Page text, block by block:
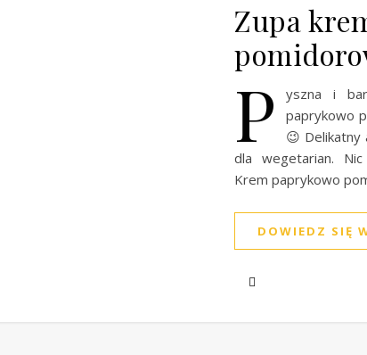
Zupa
P
yszna i
paprykowo
😉 Delikatny
dla wegetarian. Nic
Krem paprykowo
DOWIEDZ SIĘ